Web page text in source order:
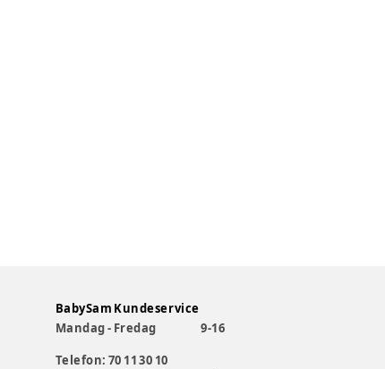
BabySam Kundeservice
Mandag - Fredag
9-16
Telefon: 70 11 30 10